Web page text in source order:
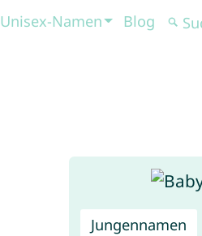
Unisex-Namen Blog
Jungennamen